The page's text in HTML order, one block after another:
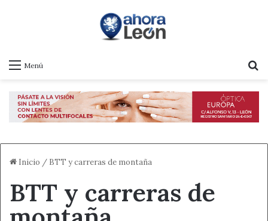
Menú
Inicio / BTT y carreras de montaña
BTT y carreras de